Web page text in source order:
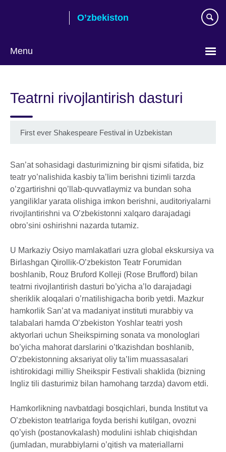
O’zbekiston
Menu
language
Teatrni rivojlantirish dasturi
First ever Shakespeare Festival in Uzbekistan
San’at sohasidagi dasturimizning bir qismi sifatida, biz
teatr yo’nalishida kasbiy ta’lim berishni tizimli tarzda
o’zgartirishni qo’llab-quvvatlaymiz va bundan soha
yangiliklar yarata olishiga imkon berishni, auditoriyalarni
rivojlantirishni va O’zbekistonni xalqaro darajadagi
obro’sini oshirishni nazarda tutamiz.
U Markaziy Osiyo mamlakatlari uzra global ekskursiya va
Birlashgan Qirollik-O’zbekiston Teatr Forumidan
boshlanib, Rouz Bruford Kolleji (Rose Brufford) bilan
teatrni rivojlantirish dasturi bo’yicha a’lo darajadagi
sheriklik aloqalari o’rnatilishigacha borib yetdi. Mazkur
hamkorlik San’at va madaniyat instituti murabbiy va
talabalari hamda O’zbekiston Yoshlar teatri yosh
aktyorlari uchun Sheikspirning sonata va monologlari
bo’yicha mahorat darslarini o’tkazishdan boshlanib,
O’zbekistonning aksariyat oliy ta’lim muassasalari
ishtirokidagi milliy Sheikspir Festivali shaklida (bizning
Ingliz tili dasturimiz bilan hamohang tarzda) davom etdi.
Hamkorlikning navbatdagi bosqichlari, bunda Institut va
O’zbekiston teatrlariga foyda berishi kutilgan, ovozni
qo’yish (postanovkalash) modulini ishlab chiqishdan
(jumladan, murabbiylarni o’qitish va materiallarni